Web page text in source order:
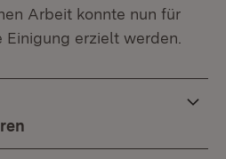
Arbeit konnte nun für
erzielt werden.